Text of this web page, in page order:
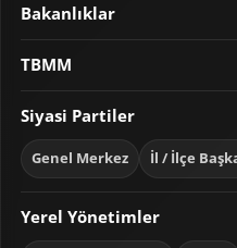
Bakanlıklar
TBMM
Siyasi Partiler
Genel Merkez İl / İlçe
Yerel Yönetimler